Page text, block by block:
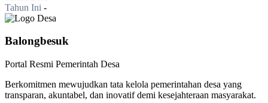
Tahun Ini -
Balongbesuk
Portal Resmi Pemerintah Desa
Berkomitmen mewujudkan tata kelola pemerintahan desa yang
transparan, akuntabel, dan inovatif demi kesejahteraan masyarakat.